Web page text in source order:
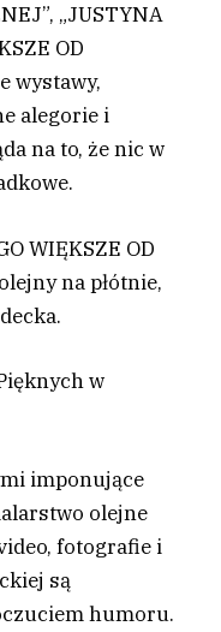
„JUSTYNA
OD
wystawy,
alegorie i
na to, że nic w
WIĘKSZE OD
na płótnie,
w
imponujące
olejne
fotografie i
są
humoru.